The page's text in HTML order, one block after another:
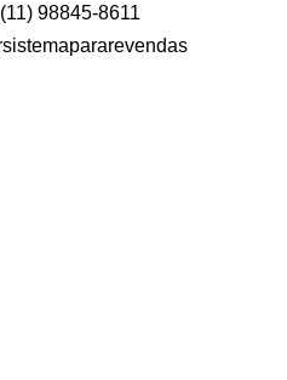
(11) 98845-8611